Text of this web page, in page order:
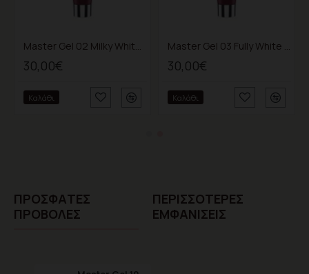
Master Gel 02 Milky White 60gr
30,00€
Καλάθι
Master Gel 03 Fully White 60gr
30,00€
Καλάθι
ΠΡΌΣΦΑTΕΣ
ΠΡΟΒΟΛΈΣ
ΠΕΡΙΣΣΌΤΕΡΕΣ
ΕΜΦΑΝΊΣΕΙΣ